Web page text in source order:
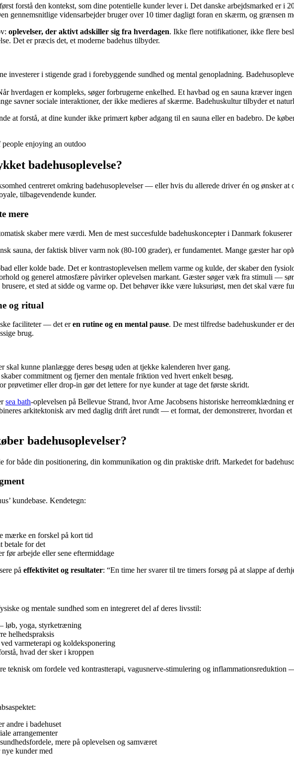
forstå den kontekst, som dine potentielle kunder lever i. Det danske arbejdsmarked er i
gennemsnitlige vidensarbejder bruger over 10 timer dagligt foran en skærm, og grænsen
oplevelser, der aktivt adskiller sig fra hverdagen. Ikke flere notifikationer, ikke flere
Det er præcis det, et moderne badehus tilbyder.
investerer i stigende grad i forebyggende sundhed og mental genopladning.
hverdagen er kompleks, søger forbrugerne enkelhed. Et havbad og en sauna kræver
savner sociale interaktioner, der ikke medieres af skærme. Badehuskultur tilbyder et
at forstå, at dine kunder ikke primært køber adgang til en sauna eller en badebro. De
badehusoplevelse?
centreret omkring badehusoplevelser — eller hvis du allerede driver én og ønsker
tilbagevendende kunder.
mere
skaber mere værdi. Men de mest succesfulde badehuskoncepter i Danmark
sauna, der faktisk bliver varm nok (80-100 grader), er fundamentet. Mange gæster har
eller kolde bade. Det er kontrastoplevelsen mellem varme og kulde, der skaber den
og generel atmosfære påvirker oplevelsen markant. Gæster søger væk fra stimuli —
et sted at sidde og varme op. Det behøver ikke være luksuriøst, men det skal være
og ritual
faciliteter — det eren rutine og en mental pause. De mest tilfredse badehuskunder er
brug.
skal kunne planlægge deres besøg uden at tjekke kalenderen hver gang.
commitment og fjerner den mentale friktion ved hvert enkelt besøg.
prøvetimer eller drop-in gør det lettere for nye kunder at tage det første skridt.
sea bath-oplevelsen på Bellevue Strand, hvor Arne Jacobsens historiske herreomklædning
arkitektonisk arv med daglig drift året rundt — et format, der demonstrerer, hvordan
badehusoplevelser?
for både din positionering, din kommunikation og din praktiske drift. Markedet for
kundebase. Kendetegn:
mærke en forskel på kort tid
betale for det
før arbejde eller sene eftermiddage
på effektivitet og resultater: “En time her svarer til tre timers forsøg på at slappe af
og mentale sundhed som en integreret del af deres livsstil:
løb, yoga, styrketræning
helhedspraksis
varmeterapi og koldeksponering
hvad der sker i kroppen
teknisk om fordele ved kontrastterapi, vagusnerve-stimulering og inflammationsreduktion
andre i badehuset
arrangementer
mere på oplevelsen og samværet
kunder med